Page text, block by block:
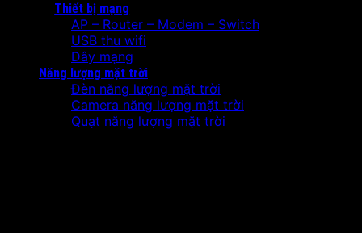
Thiết bị mạng
AP – Router – Modem – Switch
USB thu wifi
Dây mạng
Năng lượng mặt trời
Đèn năng lượng mặt trời
Camera năng lượng mặt trời
Quạt năng lượng mặt trời